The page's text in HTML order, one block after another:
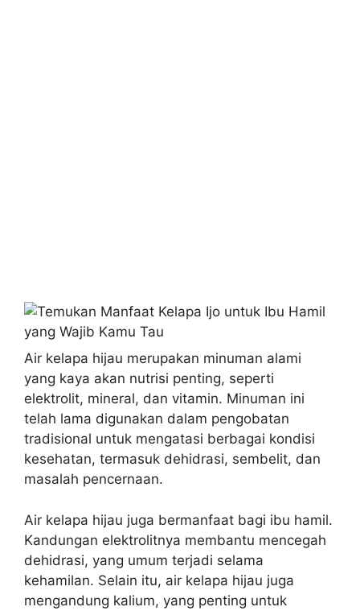
Air kelapa hijau merupakan minuman alami
yang kaya akan nutrisi penting, seperti
elektrolit, mineral, dan vitamin. Minuman ini
telah lama digunakan dalam pengobatan
tradisional untuk mengatasi berbagai kondisi
kesehatan, termasuk dehidrasi, sembelit, dan
masalah pencernaan.
Air kelapa hijau juga bermanfaat bagi ibu hamil.
Kandungan elektrolitnya membantu mencegah
dehidrasi, yang umum terjadi selama
kehamilan. Selain itu, air kelapa hijau juga
mengandung kalium, yang penting untuk